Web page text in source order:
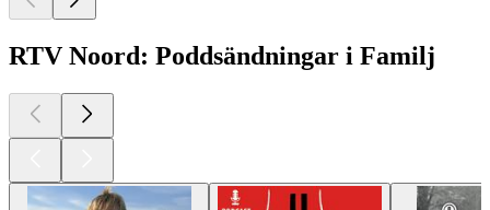
RTV Noord: Poddsändningar i Familj